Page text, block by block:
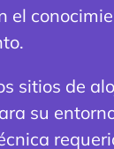
el
sitios de
su